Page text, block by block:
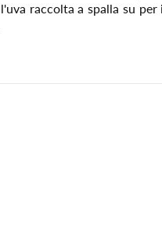
raccolta a spalla su